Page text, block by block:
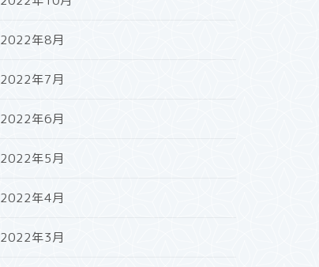
2022年8月
2022年7月
2022年6月
2022年5月
2022年4月
2022年3月